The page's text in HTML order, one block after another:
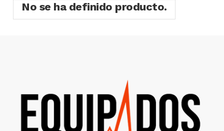
No se ha definido producto.